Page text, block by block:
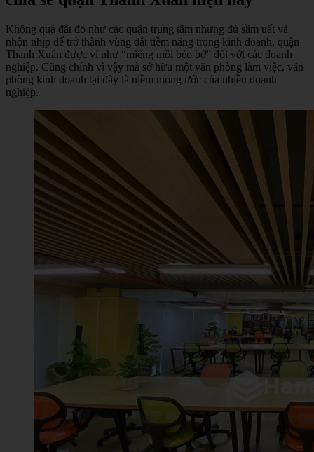
Không quá đắt đỏ như các quận trung tâm nhưng đủ sầm uất và
nhộn nhịp để trở thành vùng đất tiềm năng trong kinh doanh, quận
Thanh Xuân được ví như “miếng mồi béo bở” đối với các doanh
nghiệp. Cũng chính vì vậy mà sở hữu một văn phòng làm việc, văn
phòng kinh doanh tại đây là niềm mong ước của nhiều doanh
nghiệp.